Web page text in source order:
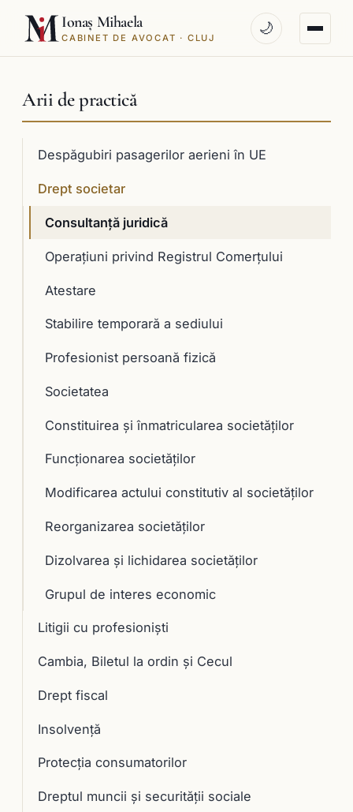
Ionaș Mihaela
CABINET DE AVOCAT · CLUJ
🌙
Arii de practică
Despăgubiri pasagerilor aerieni în UE
Drept societar
Consultanţă juridică
Operaţiuni privind Registrul Comerţului
Atestare
Stabilire temporară a sediului
Profesionist persoană fizică
Societatea
Constituirea şi înmatricularea societăţilor
Funcţionarea societăţilor
Modificarea actului constitutiv al societăţilor
Reorganizarea societăţilor
Dizolvarea şi lichidarea societăţilor
Grupul de interes economic
Litigii cu profesioniști
Cambia, Biletul la ordin și Cecul
Drept fiscal
Insolvență
Protecția consumatorilor
Dreptul muncii și securității sociale